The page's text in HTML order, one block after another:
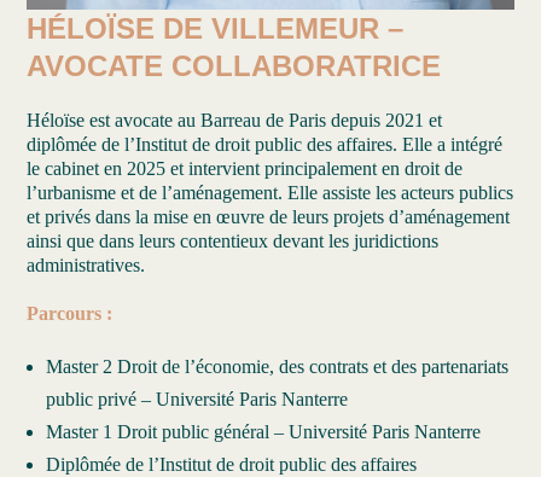
HÉLOÏSE DE VILLEMEUR –
AVOCATE COLLABORATRICE
Héloïse est avocate au Barreau de Paris depuis 2021 et
diplômée de l’Institut de droit public des affaires. Elle a intégré
le cabinet en 2025 et intervient principalement en droit de
l’urbanisme et de l’aménagement. Elle assiste les acteurs publics
et privés dans la mise en œuvre de leurs projets d’aménagement
ainsi que dans leurs contentieux devant les juridictions
administratives.
Parcours :
Master 2 Droit de l’économie, des contrats et des partenariats
public privé – Université Paris Nanterre
Master 1 Droit public général – Université Paris Nanterre
Diplômée de l’Institut de droit public des affaires